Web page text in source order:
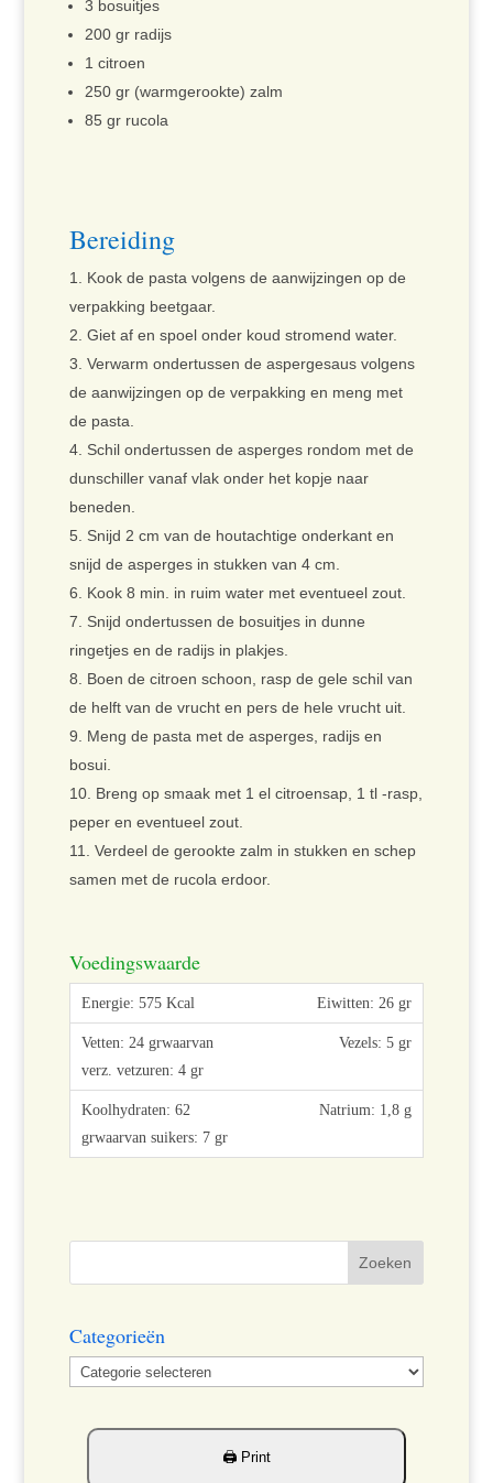
3 bosuitjes
200 gr radijs
1 citroen
250 gr (warmgerookte) zalm
85 gr rucola
Bereiding
Kook de pasta volgens de aanwijzingen op de
verpakking beetgaar.
Giet af en spoel onder koud stromend water.
Verwarm ondertussen de aspergesaus volgens
de aanwijzingen op de verpakking en meng met
de pasta.
Schil ondertussen de asperges rondom met de
dunschiller vanaf vlak onder het kopje naar
beneden.
Snijd 2 cm van de houtachtige onderkant en
snijd de asperges in stukken van 4 cm.
Kook 8 min. in ruim water met eventueel zout.
Snijd ondertussen de bosuitjes in dunne
ringetjes en de radijs in plakjes.
Boen de citroen schoon, rasp de gele schil van
de helft van de vrucht en pers de hele vrucht uit.
Meng de pasta met de asperges, radijs en
bosui.
Breng op smaak met 1 el citroensap, 1 tl -rasp,
peper en eventueel zout.
Verdeel de gerookte zalm in stukken en schep
samen met de rucola erdoor.
Voedingswaarde
Eiwitten: 26 gr
Vezels: 5 gr
Natrium: 1,8 g
Categorieën
Categorieën